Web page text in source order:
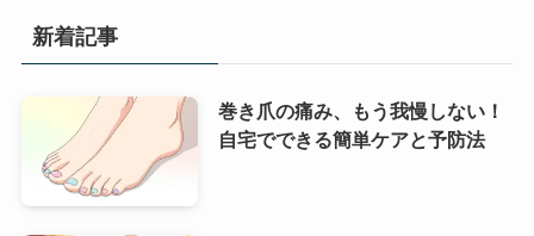
新着記事
巻き爪の痛み、もう我慢しない！
自宅でできる簡単ケアと予防法